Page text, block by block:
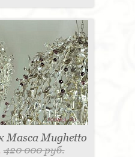
Masca Mughetto
420 000 руб.